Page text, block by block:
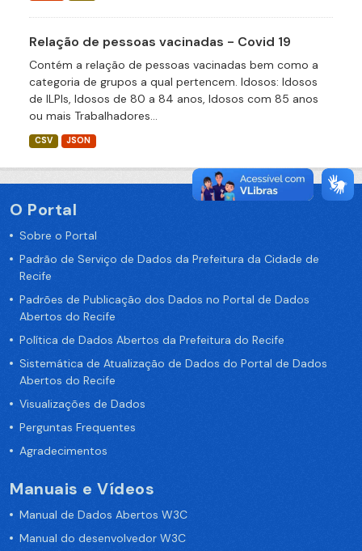
Relação de pessoas vacinadas - Covid 19
Contém a relação de pessoas vacinadas bem como a
categoria de grupos a qual pertencem. Idosos: Idosos
de ILPIs, Idosos de 80 a 84 anos, Idosos com 85 anos
ou mais Trabalhadores...
CSV JSON
O Portal
Sobre o Portal
Padrão de Serviço de Dados da Prefeitura da Cidade de
Recife
Padrões de Publicação dos Dados no Portal de Dados
Abertos do Recife
Política de Dados Abertos da Prefeitura do Recife
Sistemática de Atualização de Dados do Portal de Dados
Abertos do Recife
Visualizações de Dados
Perguntas Frequentes
Agradecimentos
Manuais e Vídeos
Manual de Dados Abertos W3C
Manual do desenvolvedor W3C